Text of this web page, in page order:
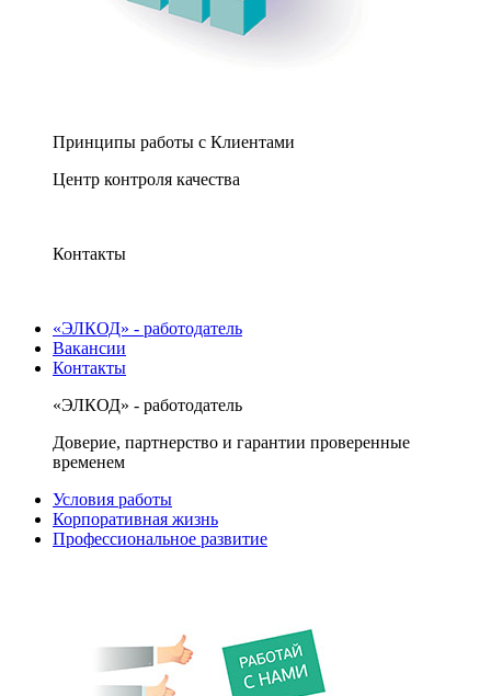
Принципы работы с Клиентами
Центр контроля качества
Контакты
«ЭЛКОД» - работодатель
Вакансии
Контакты
«ЭЛКОД» - работодатель
Доверие, партнерство и гарантии проверенные
временем
Условия работы
Корпоративная жизнь
Профессиональное развитие